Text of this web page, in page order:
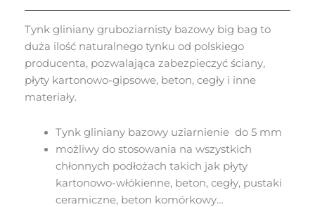
Tynk gliniany gruboziarnisty bazowy big bag to
duża ilość naturalnego tynku od polskiego
producenta, pozwalająca zabezpieczyć ściany,
płyty kartonowo-gipsowe, beton, cegły i inne
materiały.
Tynk gliniany bazowy uziarnienie do 5 mm
możliwy do stosowania na wszystkich
chłonnych podłożach takich jak płyty
kartonowo-włókienne, beton, cegły, pustaki
ceramiczne, beton komórkowy…